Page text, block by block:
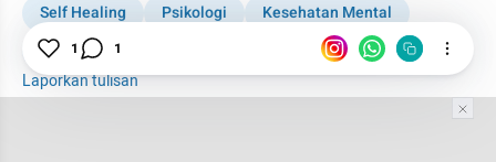
Self Healing Psikologi
Kesehatan Mental
Media Sosial
Laporkan tulisan
1 1